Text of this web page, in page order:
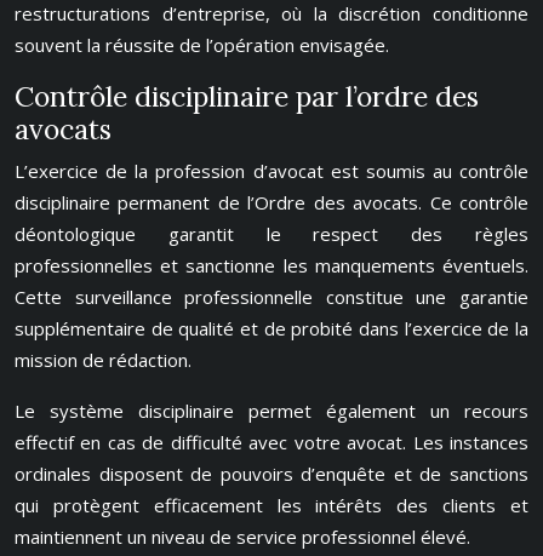
restructurations d’entreprise, où la discrétion conditionne
souvent la réussite de l’opération envisagée.
Contrôle disciplinaire par l’ordre des
avocats
L’exercice de la profession d’avocat est soumis au contrôle
disciplinaire permanent de l’Ordre des avocats. Ce contrôle
déontologique garantit le respect des règles
professionnelles et sanctionne les manquements éventuels.
Cette surveillance professionnelle constitue une garantie
supplémentaire de qualité et de probité dans l’exercice de la
mission de rédaction.
Le système disciplinaire permet également un recours
effectif en cas de difficulté avec votre avocat. Les instances
ordinales disposent de pouvoirs d’enquête et de sanctions
qui protègent efficacement les intérêts des clients et
maintiennent un niveau de service professionnel élevé.